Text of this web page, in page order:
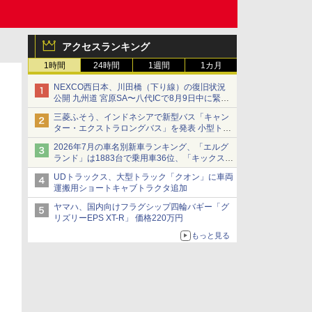
アクセスランキング
1時間 24時間 1週間 1カ月
NEXCO西日本、川田橋（下り線）の復旧状況
公開 九州道 宮原SA〜八代ICで8月9日中に緊急
車両を通行可能に
三菱ふそう、インドネシアで新型バス「キャン
ター・エクストラロングバス」を発表 小型トラ
ックベースの観光・旅客輸送向けバス
2026年7月の車名別新車ランキング、「エルグ
ランド」は1883台で乗用車36位、「キックス」
は2591台で27位に
UDトラックス、大型トラック「クオン」に車両
運搬用ショートキャブトラクタ追加
ヤマハ、国内向けフラグシップ四輪バギー「グ
リズリーEPS XT-R」 価格220万円
もっと見る